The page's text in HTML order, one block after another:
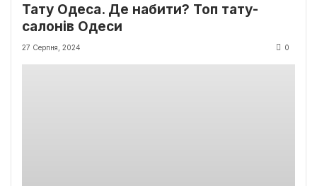
Тату Одеса. Де набити? Топ тату-
салонів Одеси
27 Серпня, 2024 0